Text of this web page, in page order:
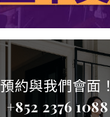
預約與我們會面！
+852 2376 1088